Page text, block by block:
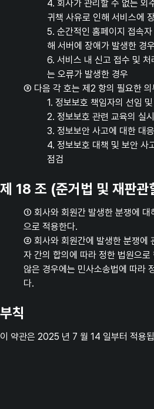
4. 회사가 관리할 수 없는 외
귀책 사유로 인해 서비스에
5. 순간적인 홈페이지 접속
해 서버에 장애가 발생한 경우
6. 서비스 내 신고 접수 및
는 오류가 발생한 경우
③ 다음 각 호는 제2 항의 필요한 의
1. 정보보호 책임자의 선임 및
2. 정보보호 관련 교육의 실시
3. 정보보안 사고에 대한 대
4. 정보보호 대책 및 보안 사
점검
제 18 조 (준거법 및 재판관
① 회사와 회원간 발생한 분쟁에 대
으로 적용한다.
② 회사와 회원간에 발생한 분쟁에
자 간의 합의에 따라 정한 법원으
않은 경우에는 민사소송법에 따라
다.
부칙
이 약관은 2025 년 7 월 14 일부터 적용